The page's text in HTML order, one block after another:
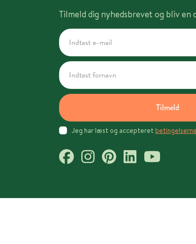
Tilmeld dig nyhedsbrevet og bliv en
Tilmeld
Jeg har læst og accepteret betingelserne